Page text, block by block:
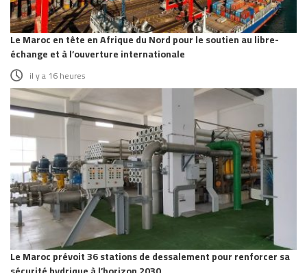
Le Maroc en tête en Afrique du Nord pour le soutien au libre-
échange et à l’ouverture internationale
il y a 16 heures
Le Maroc prévoit 36 stations de dessalement pour renforcer sa